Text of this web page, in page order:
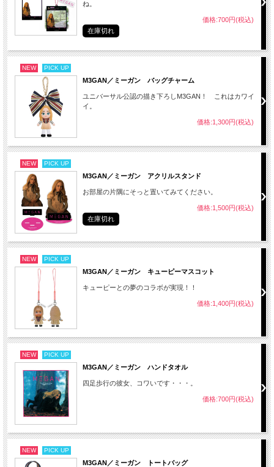
ね。
価格:700円(税込)
在庫切れ
NEW PICK UP
M3GAN／ミーガン バッグチャーム
ユニバーサル公認の描き下ろしM3GAN！ これはカワイ
イ。
価格:1,300円(税込)
NEW PICK UP
M3GAN／ミーガン アクリルスタンド
お部屋の片隅にそっと置いてみてください。
価格:1,500円(税込)
在庫切れ
NEW PICK UP
M3GAN／ミーガン キューピーマスコット
キューピーとの夢のコラボが実現！！
価格:1,400円(税込)
NEW PICK UP
M3GAN／ミーガン ハンドタオル
四足歩行の彼女、コワいです・・・。
価格:700円(税込)
NEW PICK UP
M3GAN／ミーガン トートバッグ